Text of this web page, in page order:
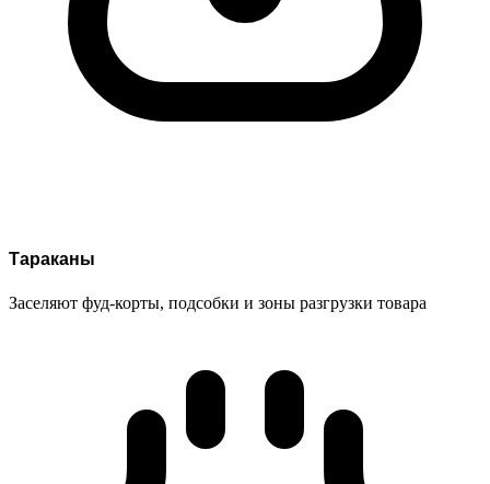
Тараканы
Заселяют фуд-корты, подсобки и зоны разгрузки товара